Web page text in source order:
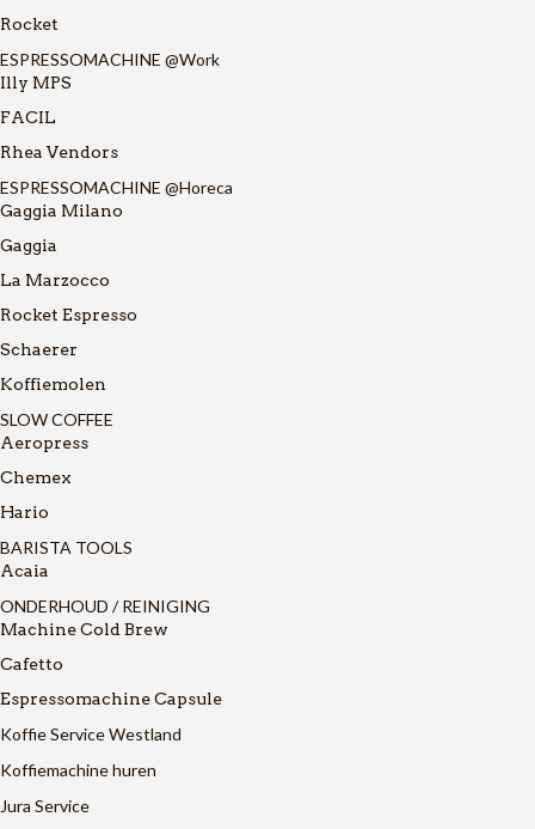
Rocket
ESPRESSOMACHINE @Work
Illy MPS
FACIL
Rhea Vendors
ESPRESSOMACHINE @Horeca
Gaggia Milano
Gaggia
La Marzocco
Rocket Espresso
Schaerer
Koffiemolen
SLOW COFFEE
Aeropress
Chemex
Hario
BARISTA TOOLS
Acaia
ONDERHOUD / REINIGING
Machine Cold Brew
Cafetto
Espressomachine Capsule
Koffie Service Westland
Koffiemachine huren
Jura Service